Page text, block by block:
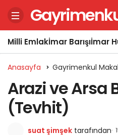
Milli Emlakİmar Barışıİmar
Anasayfa Gayrimenkul
Arazi ve Arsa
(Tevhit)
suat şimşek tarafından